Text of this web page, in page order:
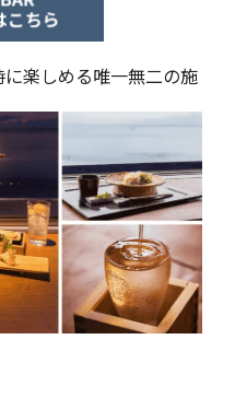
楽しめる唯一無二の施